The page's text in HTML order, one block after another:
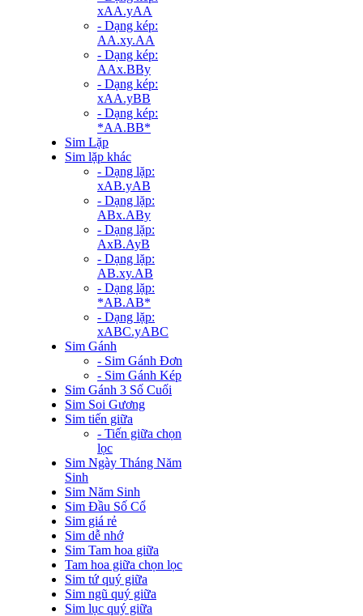
xAA.yAA
- Dạng kép:
AA.xy.AA
- Dạng kép:
AAx.BBy
- Dạng kép:
xAA.yBB
- Dạng kép:
*AA.BB*
Sim Lặp
Sim lặp khác
- Dạng lặp:
xAB.yAB
- Dạng lặp:
ABx.ABy
- Dạng lặp:
AxB.AyB
- Dạng lặp:
AB.xy.AB
- Dạng lặp:
*AB.AB*
- Dạng lặp:
xABC.yABC
Sim Gánh
- Sim Gánh Đơn
- Sim Gánh Kép
Sim Gánh 3 Số Cuối
Sim Soi Gương
Sim tiến giữa
- Tiến giữa chọn
lọc
Sim Ngày Tháng Năm
Sinh
Sim Năm Sinh
Sim Đầu Số Cổ
Sim giá rẻ
Sim dễ nhớ
Sim Tam hoa giữa
Tam hoa giữa chọn lọc
Sim tứ quý giữa
Sim ngũ quý giữa
Sim lục quý giữa